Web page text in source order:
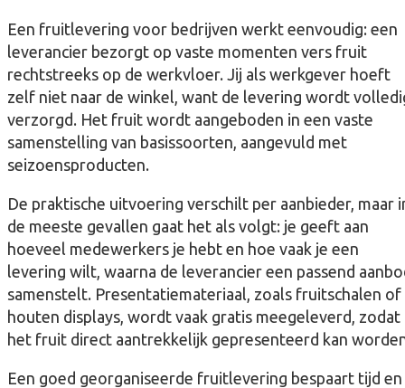
Een fruitlevering voor bedrijven werkt eenvoudig: een
leverancier bezorgt op vaste momenten vers fruit
rechtstreeks op de werkvloer. Jij als werkgever hoeft
zelf niet naar de winkel, want de levering wordt
verzorgd. Het fruit wordt aangeboden in een vaste
samenstelling van basissoorten, aangevuld met
seizoensproducten.
De praktische uitvoering verschilt per aanbieder, maar
de meeste gevallen gaat het als volgt: je geeft aan
hoeveel medewerkers je hebt en hoe vaak je een
levering wilt, waarna de leverancier een passend
samenstelt. Presentatiemateriaal, zoals fruitschalen of
houten displays, wordt vaak gratis meegeleverd, zodat
het fruit direct aantrekkelijk gepresenteerd kan
Een goed georganiseerde fruitlevering bespaart tijd en